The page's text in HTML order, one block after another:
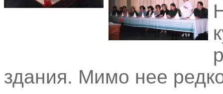
здания. Мимо нее